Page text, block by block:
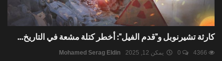
كارثة تشيرنوبل و"قدم الفيل": أخطر كتلة مشعة في التاريخ...
Mohamed Serag Eldin يمكن 12, 2025